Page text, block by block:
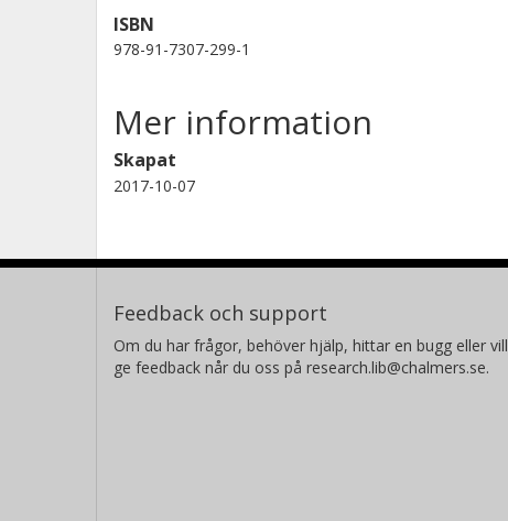
ISBN
978-91-7307-299-1
Mer information
Skapat
2017-10-07
Feedback och support
Om du har frågor, behöver hjälp, hittar en bugg eller vill
ge feedback når du oss på research.lib@chalmers.se.